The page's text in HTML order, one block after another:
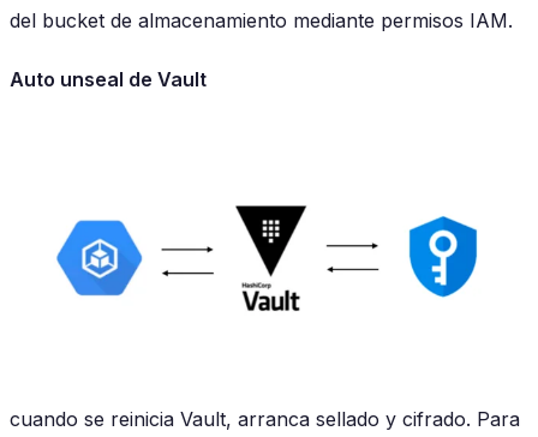
del bucket de almacenamiento mediante permisos IAM.
Auto unseal de Vault
cuando se reinicia Vault, arranca sellado y cifrado. Para